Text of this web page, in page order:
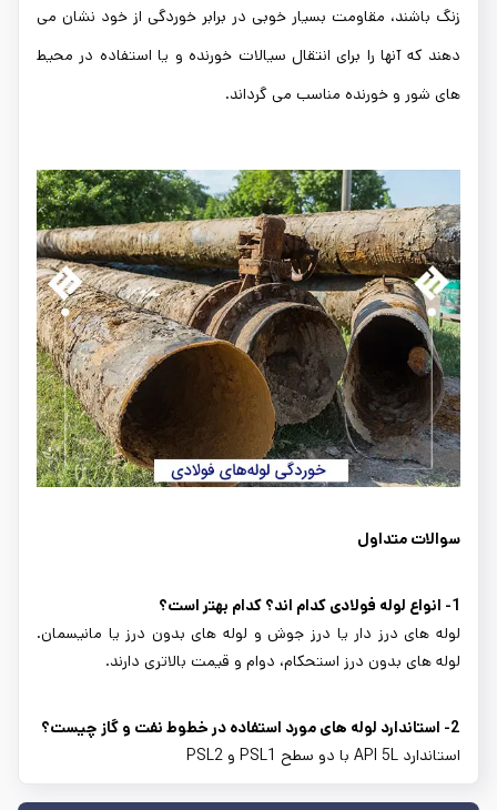
زنگ باشند، مقاومت بسیار خوبی در برابر خوردگی از خود نشان می
دهند که آنها را برای انتقال سیالات خورنده و یا استفاده در محیط
های شور و خورنده مناسب می گرداند.
سوالات متداول
1- انواع لوله فولادی کدام اند؟ کدام بهتر است؟
لوله های درز دار یا درز جوش و لوله های بدون درز یا مانیسمان.
لوله های بدون درز استحکام، دوام و قیمت بالاتری دارند.
2- استاندارد لوله های مورد استفاده در خطوط نفت و گاز چیست؟
استاندارد API 5L با دو سطح PSL1 و PSL2